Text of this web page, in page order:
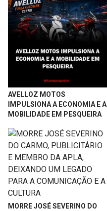
AVELLOZ MOTOS
IMPULSIONA A ECONOMIA E A
MOBILIDADE EM PESQUEIRA
MORRE JOSÉ SEVERINO DO